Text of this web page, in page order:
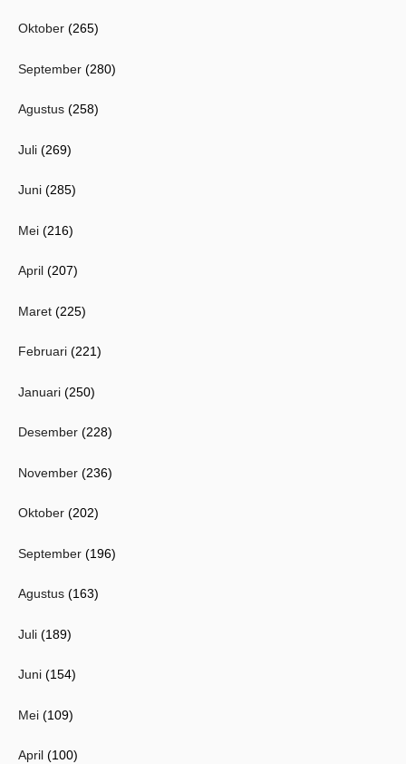
Oktober (265)
September (280)
Agustus (258)
Juli (269)
Juni (285)
Mei (216)
April (207)
Maret (225)
Februari (221)
Januari (250)
Desember (228)
November (236)
Oktober (202)
September (196)
Agustus (163)
Juli (189)
Juni (154)
Mei (109)
April (100)